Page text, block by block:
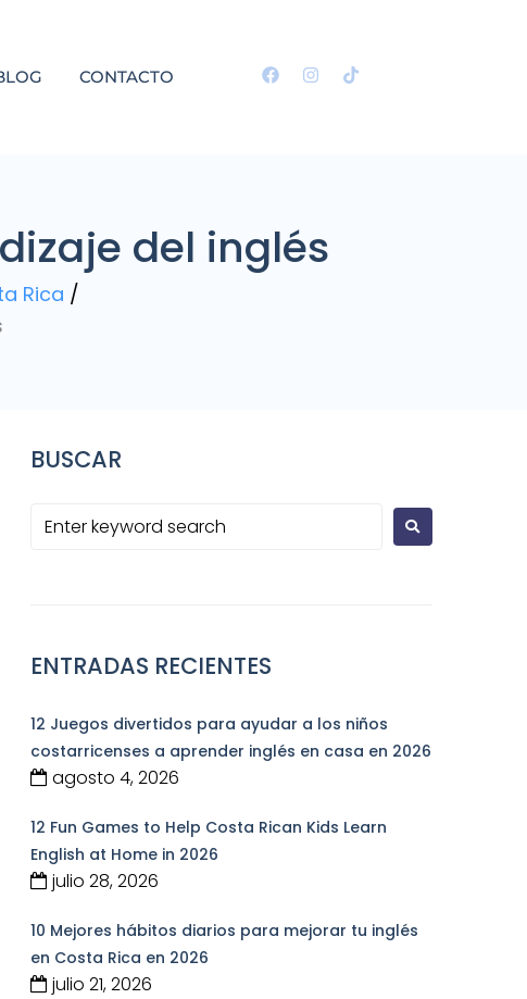
CONTACTO
del inglés
Rica /
BUSCAR
ENTRADAS RECIENTES
12 Juegos divertidos para ayudar a los niños
costarricenses a aprender inglés en casa en 2026
agosto 4, 2026
12 Fun Games to Help Costa Rican Kids Learn
English at Home in 2026
julio 28, 2026
10 Mejores hábitos diarios para mejorar tu inglés
en Costa Rica en 2026
julio 21, 2026